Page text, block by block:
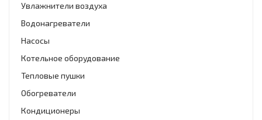
Встраиваемая техника
Инструменты и техника
Товары для дома
Крупнобытовая техника
Мелкая бытовая техника
Увлажнители воздуха
Водонагреватели
Насосы
Котельное оборудование
Тепловые пушки
Обогреватели
Кондиционеры